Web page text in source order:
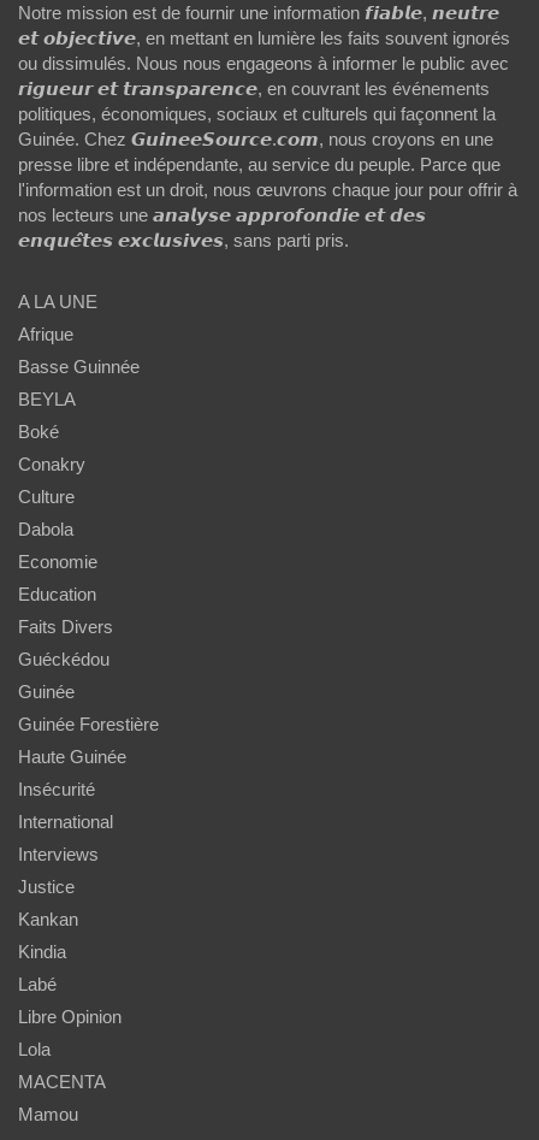
Notre mission est de fournir une information 𝙛𝙞𝙖𝙗𝙡𝙚, 𝙣𝙚𝙪𝙩𝙧𝙚
𝙚𝙩 𝙤𝙗𝙟𝙚𝙘𝙩𝙞𝙫𝙚, en mettant en lumière les faits souvent ignorés
ou dissimulés. Nous nous engageons à informer le public avec
𝙧𝙞𝙜𝙪𝙚𝙪𝙧 𝙚𝙩 𝙩𝙧𝙖𝙣𝙨𝙥𝙖𝙧𝙚𝙣𝙘𝙚, en couvrant les événements
politiques, économiques, sociaux et culturels qui façonnent la
Guinée. Chez 𝙂𝙪𝙞𝙣𝙚𝙚𝙎𝙤𝙪𝙧𝙘𝙚.𝙘𝙤𝙢, nous croyons en une
presse libre et indépendante, au service du peuple. Parce que
l'information est un droit, nous œuvrons chaque jour pour offrir à
nos lecteurs une 𝙖𝙣𝙖𝙡𝙮𝙨𝙚 𝙖𝙥𝙥𝙧𝙤𝙛𝙤𝙣𝙙𝙞𝙚 𝙚𝙩 𝙙𝙚𝙨
𝙚𝙣𝙦𝙪𝙚̂𝙩𝙚𝙨 𝙚𝙭𝙘𝙡𝙪𝙨𝙞𝙫𝙚𝙨, sans parti pris.
A LA UNE
Afrique
Basse Guinnée
BEYLA
Boké
Conakry
Culture
Dabola
Economie
Education
Faits Divers
Guéckédou
Guinée
Guinée Forestière
Haute Guinée
Insécurité
International
Interviews
Justice
Kankan
Kindia
Labé
Libre Opinion
Lola
MACENTA
Mamou